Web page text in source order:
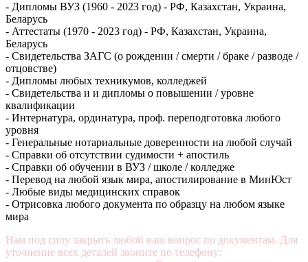
- Дипломы ВУЗ (1960 - 2023 год) - РФ, Казахстан, Украина,
Беларусь
- Аттестаты (1970 - 2023 год) - РФ, Казахстан, Украина,
Беларусь
- Свидетельства ЗАГС (о рождении / смерти / браке / разводе /
отцовстве)
- Дипломы любых техникумов, колледжей
- Свидетельства и и дипломы о повышении / уровне
квалификации
- Интернатура, ординатура, проф. переподготовка любого
уровня
- Генеральные нотариальные доверенности на любой случай
- Справки об отсутствии судимости + апостиль
- Справки об обучении в ВУЗ / школе / колледже
- Перевод на любой язык мира, апостилирование в МинЮст
- Любые виды медицинских справок
- Отрисовка любого документа по образцу на любом языке
мира
Нам под силу закрыть любой ваш вопрос по документам. Для
уточнение всех деталей звоните по телефону: